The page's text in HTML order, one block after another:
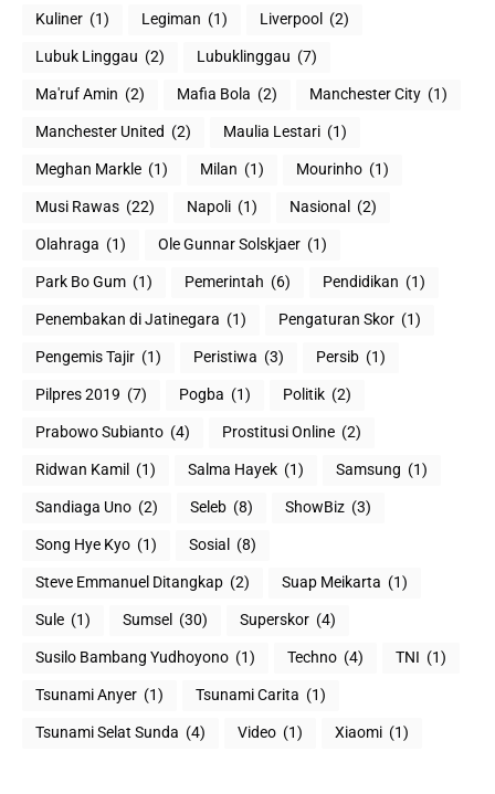
Kuliner (1) Legiman (1) Liverpool (2)
Lubuk Linggau (2) Lubuklinggau (7)
Ma'ruf Amin (2) Mafia Bola (2) Manchester City (1)
Manchester United (2) Maulia Lestari (1)
Meghan Markle (1) Milan (1) Mourinho (1)
Musi Rawas (22) Napoli (1) Nasional (2)
Olahraga (1) Ole Gunnar Solskjaer (1)
Park Bo Gum (1) Pemerintah (6) Pendidikan (1)
Penembakan di Jatinegara (1) Pengaturan Skor (1)
Pengemis Tajir (1) Peristiwa (3) Persib (1)
Pilpres 2019 (7) Pogba (1) Politik (2)
Prabowo Subianto (4) Prostitusi Online (2)
Ridwan Kamil (1) Salma Hayek (1) Samsung (1)
Sandiaga Uno (2) Seleb (8) ShowBiz (3)
Song Hye Kyo (1) Sosial (8)
Steve Emmanuel Ditangkap (2) Suap Meikarta (1)
Sule (1) Sumsel (30) Superskor (4)
Susilo Bambang Yudhoyono (1) Techno (4) TNI (1)
Tsunami Anyer (1) Tsunami Carita (1)
Tsunami Selat Sunda (4) Video (1) Xiaomi (1)